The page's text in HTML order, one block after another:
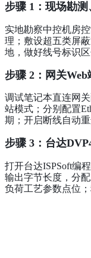
步骤 1：现场勘测
实地勘察中控机房
理；敷设超五类屏
地，做好线号标识
步骤 2：网关
调试笔记本直连网
站模式；分别配置
期；开启断线自动
步骤 3：台达
打开台达ISPSoft编
输出字节长度，分
负荷工艺参数点位